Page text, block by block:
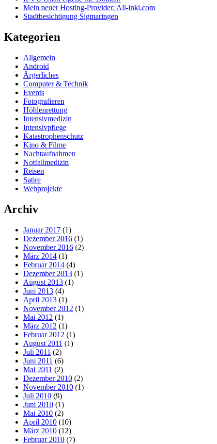
Mein neuer Hosting-Provider: All-inkl.com
Stadtbesichtigung Sigmaringen
Kategorien
Allgemein
Android
Ärgerliches
Computer & Technik
Events
Fotografieren
Höhlenrettung
Intensivmedizin
Intensivpflege
Katastrophenschutz
Kino & Filme
Nachtaufnahmen
Notfallmedizin
Reisen
Satire
Webprojekte
Archiv
Januar 2017 (1)
Dezember 2016 (1)
November 2016 (2)
März 2014 (1)
Februar 2014 (4)
Dezember 2013 (1)
August 2013 (1)
Juni 2013 (4)
April 2013 (1)
November 2012 (1)
Mai 2012 (1)
März 2012 (1)
Februar 2012 (1)
August 2011 (1)
Juli 2011 (2)
Juni 2011 (6)
Mai 2011 (2)
Dezember 2010 (2)
November 2010 (1)
Juli 2010 (9)
Juni 2010 (1)
Mai 2010 (2)
April 2010 (10)
März 2010 (12)
Februar 2010 (7)